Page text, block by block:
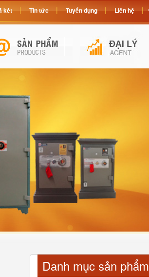
Danh mục sản phẩm
két Tin tức Tuyển dụng Liên hệ